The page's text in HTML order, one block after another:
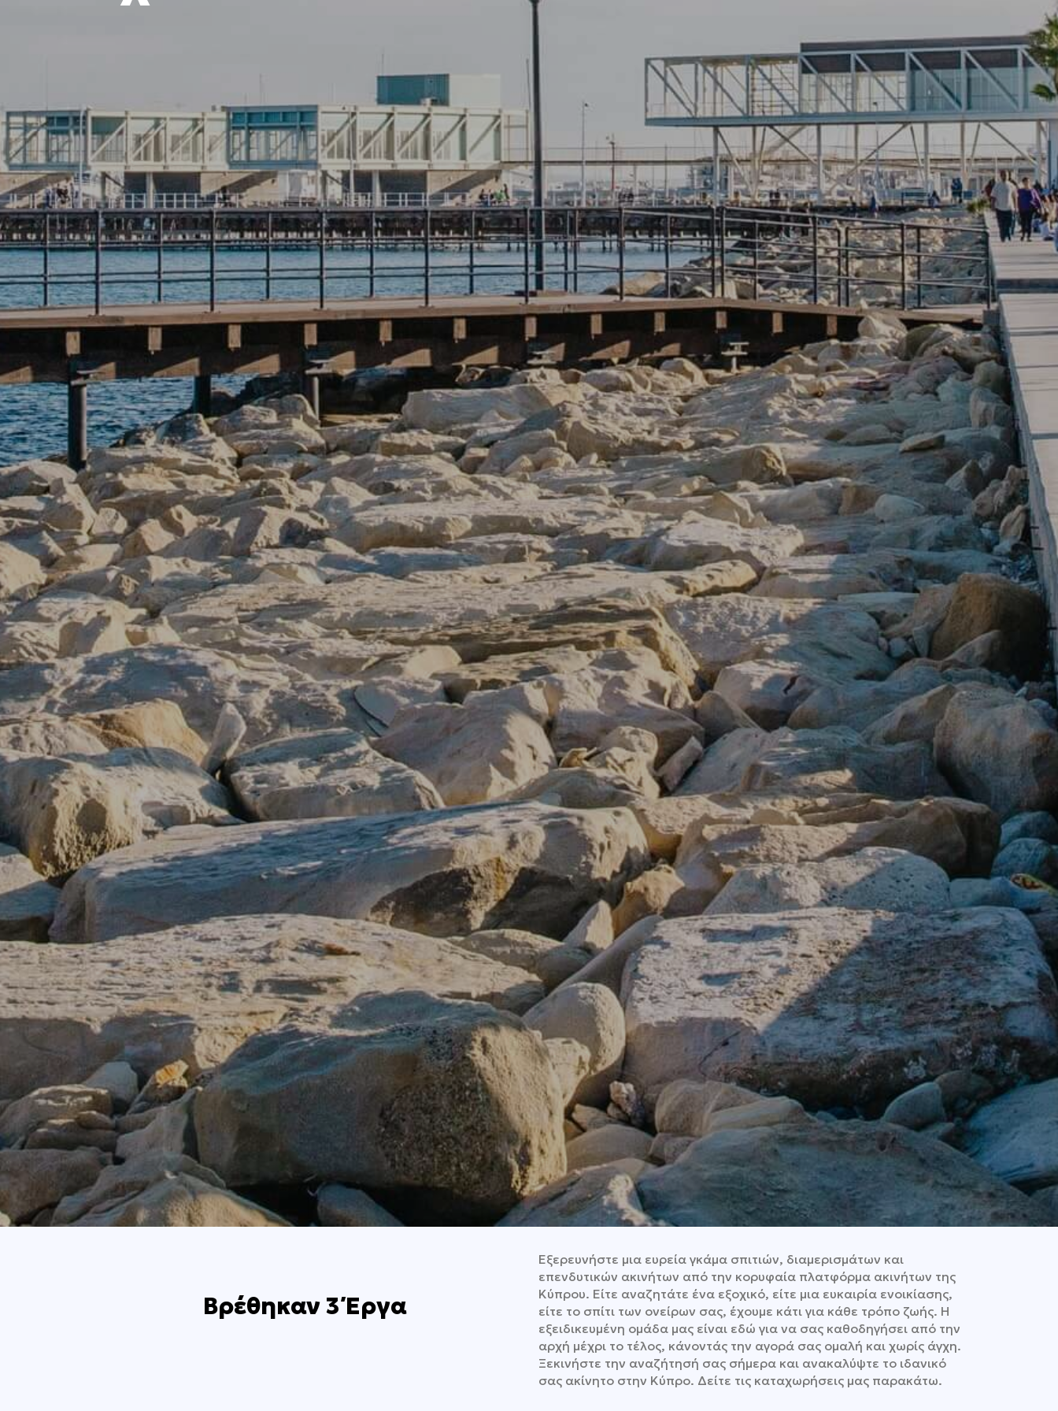
Βρέθηκαν 3 Έργα
Εξερευνήστε μια ευρεία γκάμα σπιτιών, διαμερισμάτων και
επενδυτικών ακινήτων από την κορυφαία πλατφόρμα ακινήτων της
Κύπρου. Είτε αναζητάτε ένα εξοχικό, είτε μια ευκαιρία ενοικίασης,
είτε το σπίτι των ονείρων σας, έχουμε κάτι για κάθε τρόπο ζωής. Η
εξειδικευμένη ομάδα μας είναι εδώ για να σας καθοδηγήσει από την
αρχή μέχρι το τέλος, κάνοντάς την αγορά σας ομαλή και χωρίς άγχη.
Ξεκινήστε την αναζήτησή σας σήμερα και ανακαλύψτε το ιδανικό
σας ακίνητο στην Κύπρο. Δείτε τις καταχωρήσεις μας παρακάτω.